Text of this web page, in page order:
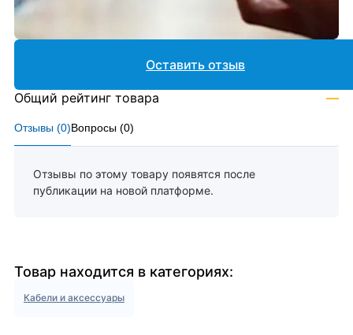
Отзывы (0)Вопросы (0)
Отзывы по этому товару появятся после
публикации на новой платформе.
Оставить отзыв
Общий рейтинг товара —
Товар находится в категориях:
Кабели и аксессуары